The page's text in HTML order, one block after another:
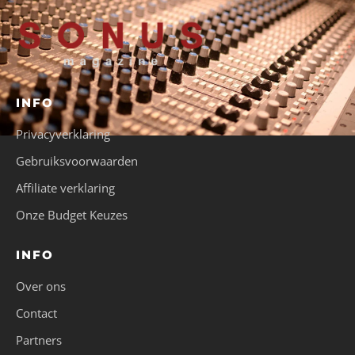
INFO
Privacyverklaring
Gebruiksvoorwaarden
Affiliate verklaring
Onze Budget Keuzes
INFO
Over ons
Contact
Partners